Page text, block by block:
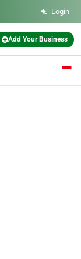
Login
Add Your Business